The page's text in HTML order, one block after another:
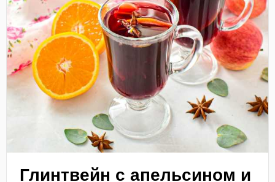
Глинтвейн с апельсином и